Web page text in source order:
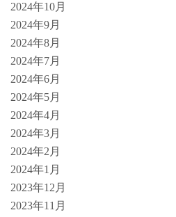
2024年10月
2024年9月
2024年8月
2024年7月
2024年6月
2024年5月
2024年4月
2024年3月
2024年2月
2024年1月
2023年12月
2023年11月